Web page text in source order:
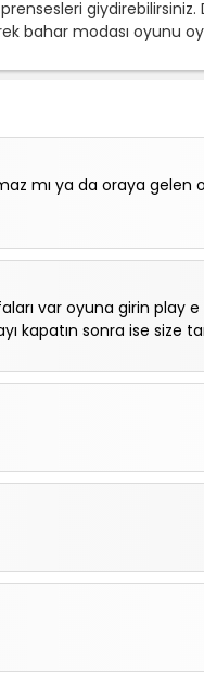
bahar modası oyunu
mı ya da oraya gelen
var oyuna girin play e
kapatın sonra ise